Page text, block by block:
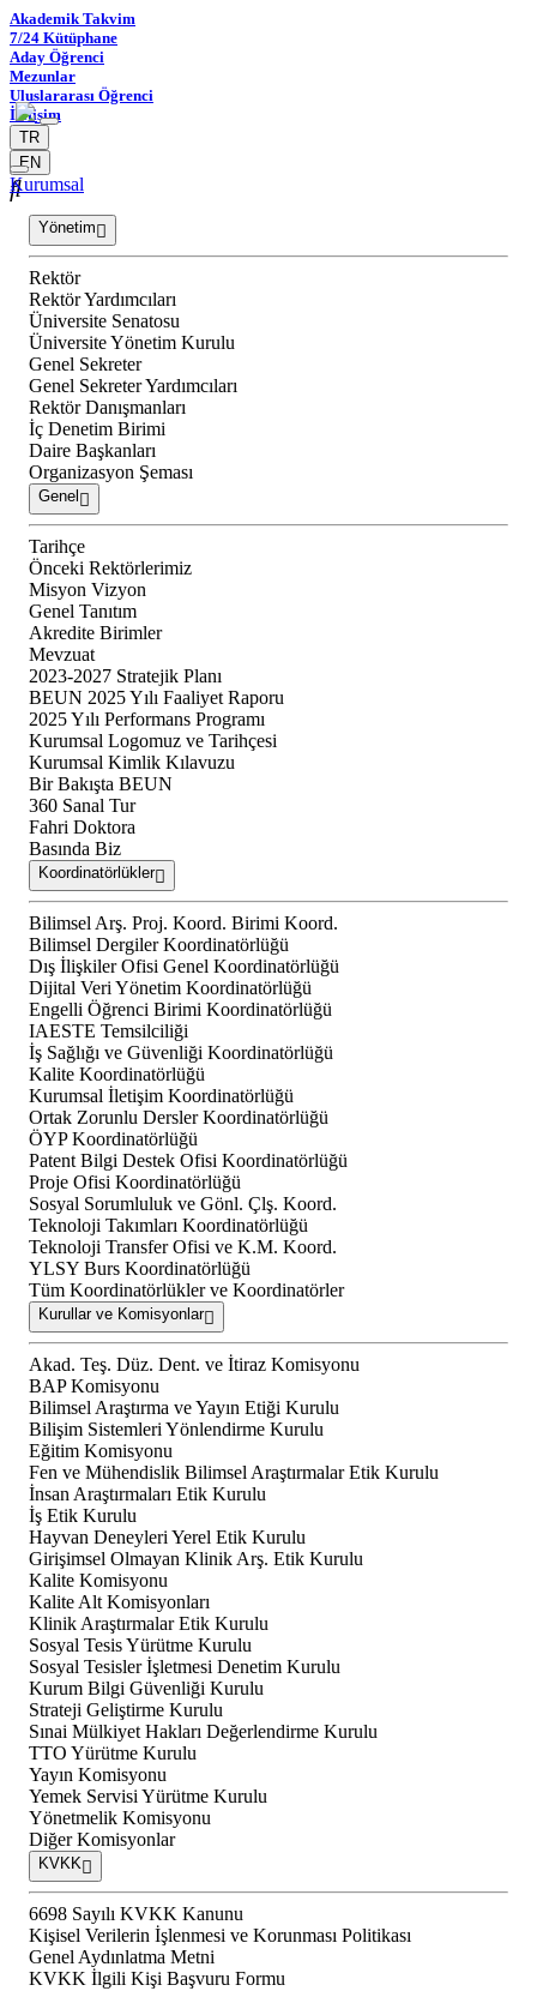
Akademik Takvim
7/24 Kütüphane
Aday Öğrenci
Mezunlar
Uluslararası Öğrenci
İletişim
TR
EN
Kurumsal
Yönetim
Rektör
Rektör Yardımcıları
Üniversite Senatosu
Üniversite Yönetim Kurulu
Genel Sekreter
Genel Sekreter Yardımcıları
Rektör Danışmanları
İç Denetim Birimi
Daire Başkanları
Organizasyon Şeması
Genel
Tarihçe
Önceki Rektörlerimiz
Misyon Vizyon
Genel Tanıtım
Akredite Birimler
Mevzuat
2023-2027 Stratejik Planı
BEUN 2025 Yılı Faaliyet Raporu
2025 Yılı Performans Programı
Kurumsal Logomuz ve Tarihçesi
Kurumsal Kimlik Kılavuzu
Bir Bakışta BEUN
360 Sanal Tur
Fahri Doktora
Basında Biz
Koordinatörlükler
Bilimsel Arş. Proj. Koord. Birimi Koord.
Bilimsel Dergiler Koordinatörlüğü
Dış İlişkiler Ofisi Genel Koordinatörlüğü
Dijital Veri Yönetim Koordinatörlüğü
Engelli Öğrenci Birimi Koordinatörlüğü
IAESTE Temsilciliği
İş Sağlığı ve Güvenliği Koordinatörlüğü
Kalite Koordinatörlüğü
Kurumsal İletişim Koordinatörlüğü
Ortak Zorunlu Dersler Koordinatörlüğü
ÖYP Koordinatörlüğü
Patent Bilgi Destek Ofisi Koordinatörlüğü
Proje Ofisi Koordinatörlüğü
Sosyal Sorumluluk ve Gönl. Çlş. Koord.
Teknoloji Takımları Koordinatörlüğü
Teknoloji Transfer Ofisi ve K.M. Koord.
YLSY Burs Koordinatörlüğü
Tüm Koordinatörlükler ve Koordinatörler
Kurullar ve Komisyonlar
Akad. Teş. Düz. Dent. ve İtiraz Komisyonu
BAP Komisyonu
Bilimsel Araştırma ve Yayın Etiği Kurulu
Bilişim Sistemleri Yönlendirme Kurulu
Eğitim Komisyonu
Fen ve Mühendislik Bilimsel Araştırmalar Etik Kurulu
İnsan Araştırmaları Etik Kurulu
İş Etik Kurulu
Hayvan Deneyleri Yerel Etik Kurulu
Girişimsel Olmayan Klinik Arş. Etik Kurulu
Kalite Komisyonu
Kalite Alt Komisyonları
Klinik Araştırmalar Etik Kurulu
Sosyal Tesis Yürütme Kurulu
Sosyal Tesisler İşletmesi Denetim Kurulu
Kurum Bilgi Güvenliği Kurulu
Strateji Geliştirme Kurulu
Sınai Mülkiyet Hakları Değerlendirme Kurulu
TTO Yürütme Kurulu
Yayın Komisyonu
Yemek Servisi Yürütme Kurulu
Yönetmelik Komisyonu
Diğer Komisyonlar
KVKK
6698 Sayılı KVKK Kanunu
Kişisel Verilerin İşlenmesi ve Korunması Politikası
Genel Aydınlatma Metni
KVKK İlgili Kişi Başvuru Formu